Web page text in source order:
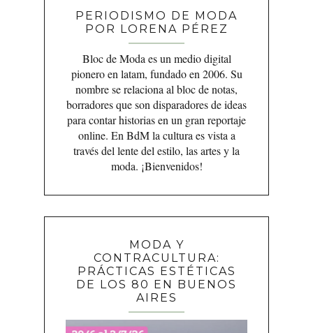
PERIODISMO DE MODA
POR LORENA PÉREZ
Bloc de Moda es un medio digital
pionero en latam, fundado en 2006. Su
nombre se relaciona al bloc de notas,
borradores que son disparadores de ideas
para contar historias en un gran reportaje
online. En BdM la cultura es vista a
través del lente del estilo, las artes y la
moda. ¡Bienvenidos!
MODA Y
CONTRACULTURA:
PRÁCTICAS ESTÉTICAS
DE LOS 80 EN BUENOS
AIRES